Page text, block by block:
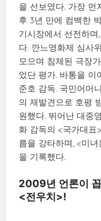
을 선보였다. 가장 먼
후 3년 만에 컴백한
기시장에서 선전하
다. 깐느영화제 심사
모으며 침체된 극장
었단 평가. 바통을 이
준호 감독. 국민어머
의 재발견으로 호평
원했다. 뛰어난 대중
화 감독의 <국가대표
름을 강타하며, <미
을 기록했다.
2009년 언론이
<전우치>!